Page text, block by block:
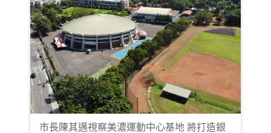
市長陳其邁視察美濃運動中心基地 將打造銀